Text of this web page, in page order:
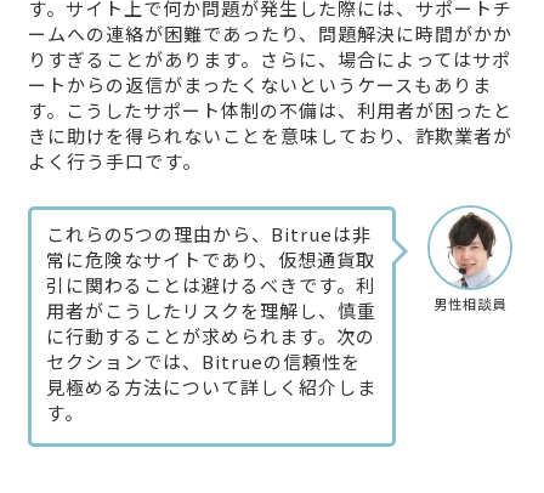
す。サイト上で何か問題が発生した際には、サポートチ
ームへの連絡が困難であったり、問題解決に時間がかか
りすぎることがあります。さらに、場合によってはサポ
ートからの返信がまったくないというケースもありま
す。こうしたサポート体制の不備は、利用者が困ったと
きに助けを得られないことを意味しており、詐欺業者が
よく行う手口です。
男性相談員
これらの5つの理由から、Bitrueは非
常に危険なサイトであり、仮想通貨取
引に関わることは避けるべきです。利
用者がこうしたリスクを理解し、慎重
に行動することが求められます。次の
セクションでは、Bitrueの信頼性を
見極める方法について詳しく紹介しま
す。